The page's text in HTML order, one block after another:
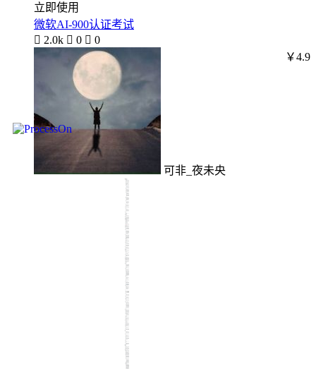
立即使用
微软AI-900认证考试
 2.0k  0  0
可非_夜未央
￥4.9